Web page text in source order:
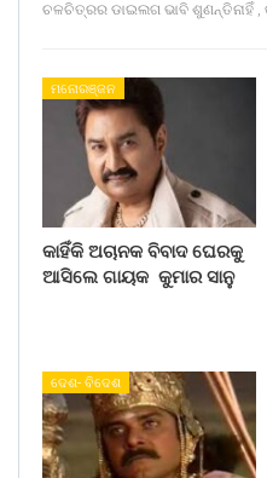
ଚଳଚିତ୍ରର ଡାଇଲଗ ଭାବି ଶୁଣନ୍ତିନାହିଁ ,
ମନୋରଞ୍ଜନ
କାହିଁକି ଅଚାନକ ବିବାଦ ଘେରକୁ
ଆସିଲେ ଗାୟକ କୁମାର ସାନୁ
ଦେଶ- ବିଦେଶ